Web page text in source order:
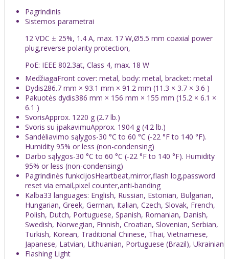
Pagrindinis
Sistemos parametrai
12 VDC ± 25%, 1.4 A, max. 17 W,Ø5.5 mm coaxial power
plug,reverse polarity protection,
PoE: IEEE 802.3at, Class 4, max. 18 W
MedžiagaFront cover: metal, body: metal, bracket: metal
Dydis286.7 mm × 93.1 mm × 91.2 mm (11.3 × 3.7 × 3.6 )
Pakuotės dydis386 mm × 156 mm × 155 mm (15.2 × 6.1 ×
6.1 )
SvorisApprox. 1220 g (2.7 lb.)
Svoris su įpakavimuApprox. 1904 g (4.2 lb.)
Sandėliavimo sąlygos-30 °C to 60 °C (-22 °F to 140 °F).
Humidity 95% or less (non-condensing)
Darbo sąlygos-30 °C to 60 °C (-22 °F to 140 °F). Humidity
95% or less (non-condensing)
Pagrindinės funkcijosHeartbeat,mirror,flash log,password
reset via email,pixel counter,anti-banding
Kalba33 languages: English, Russian, Estonian, Bulgarian,
Hungarian, Greek, German, Italian, Czech, Slovak, French,
Polish, Dutch, Portuguese, Spanish, Romanian, Danish,
Swedish, Norwegian, Finnish, Croatian, Slovenian, Serbian,
Turkish, Korean, Traditional Chinese, Thai, Vietnamese,
Japanese, Latvian, Lithuanian, Portuguese (Brazil), Ukrainian
Flashing Light